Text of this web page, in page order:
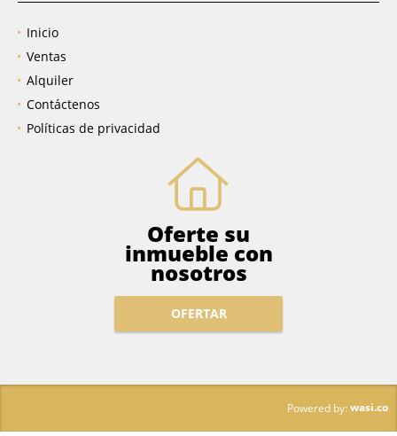
Inicio
Ventas
Alquiler
Contáctenos
Políticas de privacidad
Oferte su
inmueble con
nosotros
OFERTAR
Powered by:wasi.co